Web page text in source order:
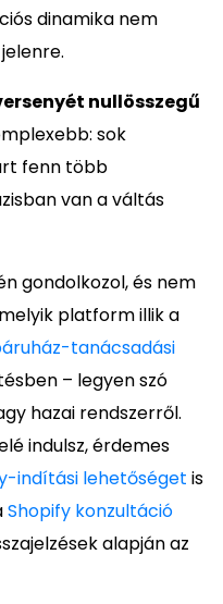
dinamika nem
nullösszegű
sok
fenn több
van a váltás
gondolkozol, és nem
platform illik a
tanácsadási
– legyen szó
hazai rendszerről.
indulsz, érdemes
indítási lehetőséget is
Shopify konzultáció
alapján az